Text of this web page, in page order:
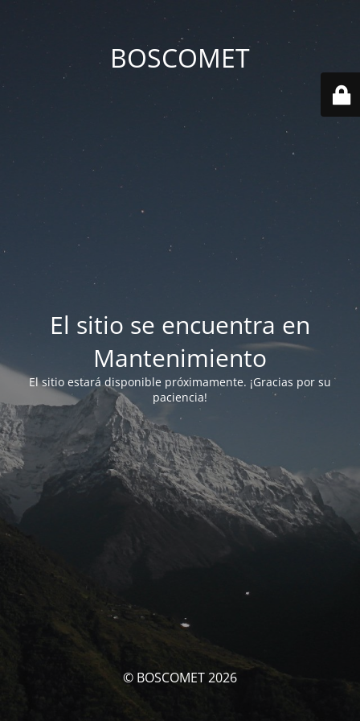
BOSCOMET
El sitio se encuentra en
Mantenimiento
El sitio estará disponible próximamente. ¡Gracias por su
paciencia!
© BOSCOMET 2026